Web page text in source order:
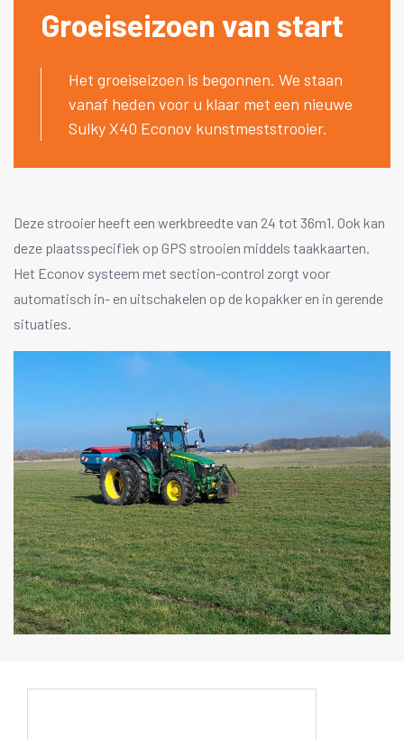
Groeiseizoen van start
Het groeiseizoen is begonnen. We staan
vanaf heden voor u klaar met een nieuwe
Sulky X40 Econov kunstmeststrooier.
Deze strooier heeft een werkbreedte van 24 tot 36m1. Ook kan
deze plaatsspecifiek op GPS strooien middels taakkaarten.
Het Econov systeem met section-control zorgt voor
automatisch in- en uitschakelen op de kopakker en in gerende
situaties.